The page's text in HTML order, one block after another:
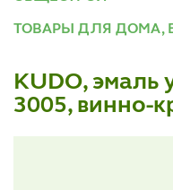
ТОВАРЫ ДЛЯ ДОМА,
KUDO, эмаль
3005, винно-